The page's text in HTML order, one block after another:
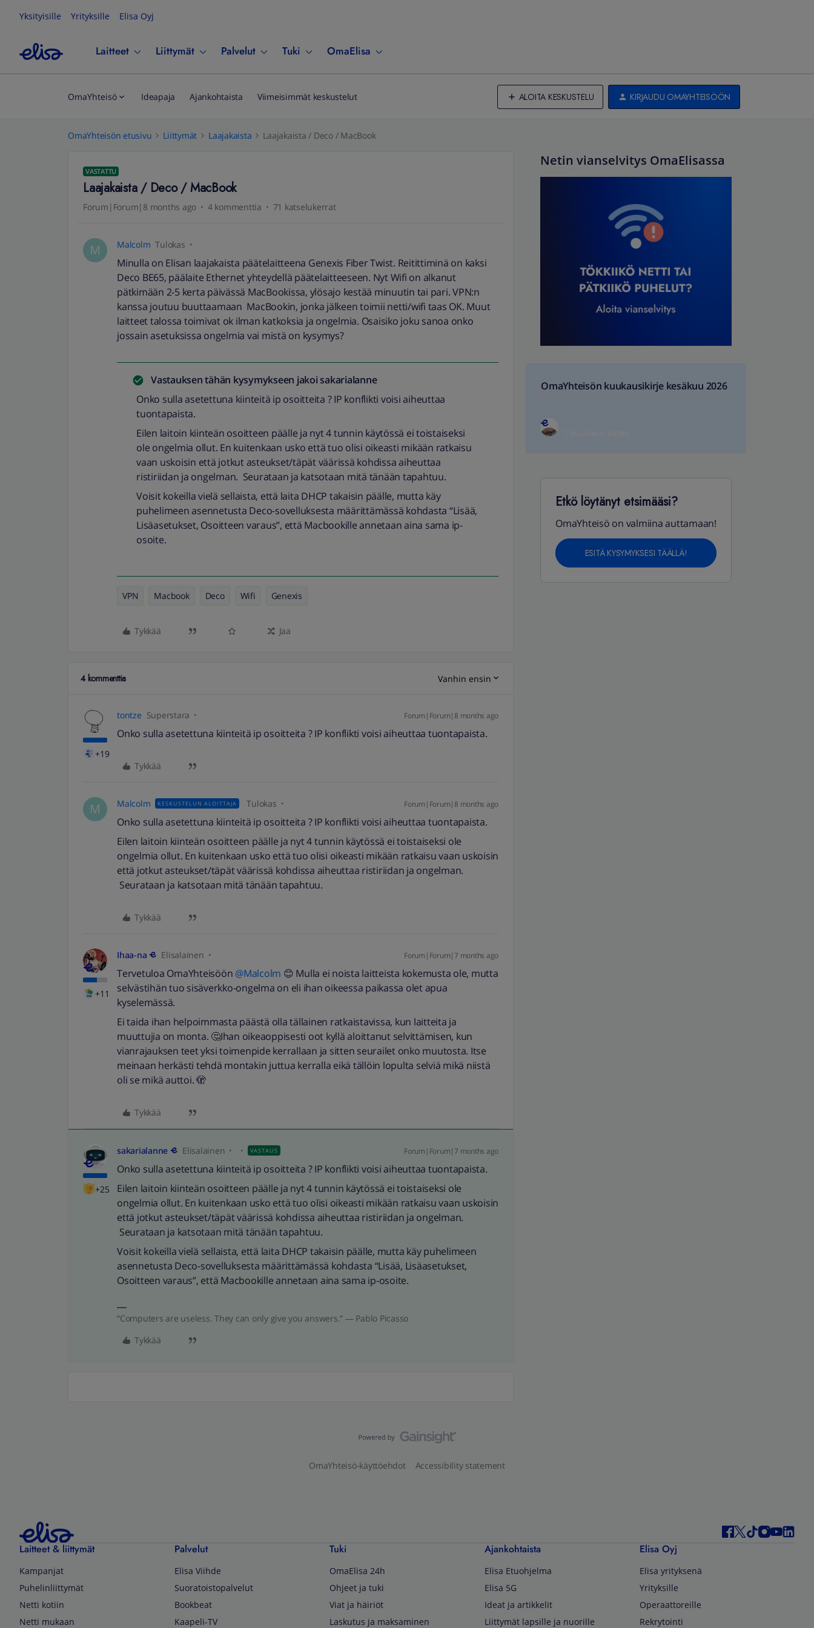
Yksityisille Yrityksille Elisa Oyj
Laitteet Liittymät Palvelut Tuki OmaElisa
OmaYhteisö Ideapaja Ajankohtaista Viimeisimmät keskustelut ALOITA KESKUSTELU KIRJAUDU OMAYHTEISÖÖN
OmaYhteisön etusivu Liittymät Laajakaista Laajakaista / Deco / MacBook
VASTATTU
Laajakaista / Deco / MacBook
Forum|Forum|8 months ago 4 kommenttia 71 katselukerrat
M Malcolm Tulokas
Minulla on Elisan laajakaista päätelaitteena Genexis Fiber Twist. Reitittiminä on kaksi
Deco BE65, päälaite Ethernet yhteydellä päätelaitteeseen. Nyt Wifi on alkanut
pätkimään 2-5 kerta päivässä MacBookissa, ylösajo kestää minuutin tai pari. VPN:n
kanssa joutuu buuttaamaan MacBookin, jonka jälkeen toimii netti/wifi taas OK. Muut
laitteet talossa toimivat ok ilman katkoksia ja ongelmia. Osaisiko joku sanoa onko
jossain asetuksissa ongelmia vai mistä on kysymys?
Vastauksen tähän kysymykseen jakoisakarialanne
Onko sulla asetettuna kiinteitä ip osoitteita ? IP konflikti voisi aiheuttaa
tuontapaista.
Eilen laitoin kiinteän osoitteen päälle ja nyt 4 tunnin käytössä ei toistaiseksi
ole ongelmia ollut. En kuitenkaan usko että tuo olisi oikeasti mikään ratkaisu
vaan uskoisin että jotkut asteukset/täpät väärissä kohdissa aiheuttaa
ristiriidan ja ongelman. Seurataan ja katsotaan mitä tänään tapahtuu.
Voisit kokeilla vielä sellaista, että laita DHCP takaisin päälle, mutta käy
puhelimeen asennetusta Deco-sovelluksesta määrittämässä kohdasta “Lisää,
Lisäasetukset, Osoitteen varaus”, että Macbookille annetaan aina sama ip-
osoite.
VPN Macbook Deco Wifi Genexis
Tykkää Jaa
4 kommenttia Vanhin ensin
+19
tontze Superstara Forum|Forum|8 months ago
Onko sulla asetettuna kiinteitä ip osoitteita ? IP konflikti voisi aiheuttaa tuontapaista.
Tykkää
M Malcolm KESKUSTELUN ALOITTAJA Tulokas Forum|Forum|8 months ago
Onko sulla asetettuna kiinteitä ip osoitteita ? IP konflikti voisi aiheuttaa tuontapaista.
Eilen laitoin kiinteän osoitteen päälle ja nyt 4 tunnin käytössä ei toistaiseksi ole
ongelmia ollut. En kuitenkaan usko että tuo olisi oikeasti mikään ratkaisu vaan uskoisin
että jotkut asteukset/täpät väärissä kohdissa aiheuttaa ristiriidan ja ongelman.
Seurataan ja katsotaan mitä tänään tapahtuu.
Tykkää
+11
Ihaa-na Elisalainen Forum|Forum|7 months ago
Tervetuloa OmaYhteisöön ​ @Malcolm 😊 Mulla ei noista laitteista kokemusta ole, mutta
selvästihän tuo sisäverkko-ongelma on eli ihan oikeessa paikassa olet apua
kyselemässä.
Ei taida ihan helpoimmasta päästä olla tällainen ratkaistavissa, kun laitteita ja
muuttujia on monta. 🤔Ihan oikeaoppisesti oot kyllä aloittanut selvittämisen, kun
vianrajauksen teet yksi toimenpide kerrallaan ja sitten seurailet onko muutosta. Itse
meinaan herkästi tehdä montakin juttua kerralla eikä tällöin lopulta selviä mikä niistä
oli se mikä auttoi. 🫣
Tykkää
+25
sakarialanne Elisalainen VASTAUS Forum|Forum|7 months ago
Onko sulla asetettuna kiinteitä ip osoitteita ? IP konflikti voisi aiheuttaa tuontapaista.
Eilen laitoin kiinteän osoitteen päälle ja nyt 4 tunnin käytössä ei toistaiseksi ole
ongelmia ollut. En kuitenkaan usko että tuo olisi oikeasti mikään ratkaisu vaan uskoisin
että jotkut asteukset/täpät väärissä kohdissa aiheuttaa ristiriidan ja ongelman.
Seurataan ja katsotaan mitä tänään tapahtuu.
Voisit kokeilla vielä sellaista, että laita DHCP takaisin päälle, mutta käy puhelimeen
asennetusta Deco-sovelluksesta määrittämässä kohdasta “Lisää, Lisäasetukset,
Osoitteen varaus”, että Macbookille annetaan aina sama ip-osoite.
“Computers are useless. They can only give you answers.” ― Pablo Picasso
Tykkää
Netin vianselvitys OmaElisassa
OmaYhteisön kuukausikirje kesäkuu 2026
Etkö löytänyt etsimääsi?
OmaYhteisö on valmiina auttamaan!
ESITÄ KYSYMYKSESI TÄÄLLÄ!
OmaYhteisö-käyttöehdot Accessibility statement
Laitteet & liittymät
Kampanjat
Puhelinliittymät
Netti kotiin
Netti mukaan
Palvelut
Elisa Viihde
Suoratoistopalvelut
Bookbeat
Kaapeli-TV
Tuki
OmaElisa 24h
Ohjeet ja tuki
Viat ja häiriöt
Laskutus ja maksaminen
Ajankohtaista
Elisa Etuohjelma
Elisa 5G
Ideat ja artikkelit
Liittymät lapsille ja nuorille
Elisa Oyj
Elisa yrityksenä
Yrityksille
Operaattoreille
Rekrytointi